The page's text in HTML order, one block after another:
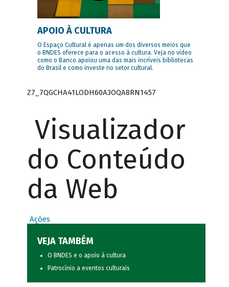
APOIO À CULTURA
O Espaço Cultural é apenas um dos diversos meios que
o BNDES oferece para o acesso à cultura. Veja no vídeo
como o Banco apoiou uma das mais incríveis bibliotecas
do Brasil e como investe no setor cultural.
Z7_7QGCHA41LODH60A3OQA8RN1457
Visualizador
do Conteúdo
da Web
Ações
VEJA TAMBÉM
O BNDES e o apoio à cultura
Patrocínio a eventos culturais